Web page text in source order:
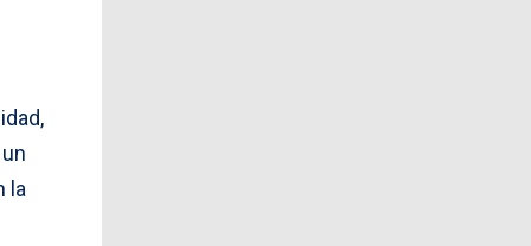
la